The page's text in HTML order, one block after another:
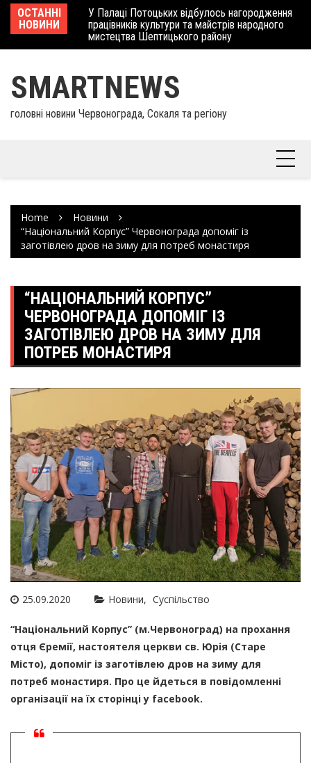
Skip
content
ОСТАННІ
НОВИНИ
У Палаці Потоцьких відбулось нагородження
працівників культури та майстрів народного
мистецтва Шептицького району
SMARTNEWS
головні новини Червонограда, Сокаля та регіону
Home
Новини
“Національний Корпус” Червонограда допоміг із
заготівлею дров на зиму для потреб монастиря
“НАЦІОНАЛЬНИЙ КОРПУС”
ЧЕРВОНОГРАДА ДОПОМІГ ІЗ
ЗАГОТІВЛЕЮ ДРОВ НА ЗИМУ ДЛЯ
ПОТРЕБ МОНАСТИРЯ
25.09.2020 Новини Суспільство
“Національний Корпус” (м.Червоноград) на прохання
отця Єремії, настоятеля церкви св. Юрія (Старе
Місто), допоміг із заготівлею дров на зиму для
потреб монастиря. Про це йдеться в повідомленні
організації на їх сторінці у facebook.